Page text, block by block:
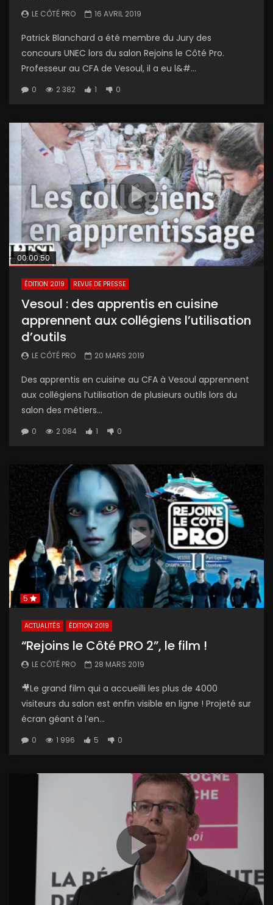
LE CÔTÉ PRO 16 AVRIL 2019
Patrick Blanchard a été membre du Jury des
concours UNEC lors du salon Rejoins le Côté Pro.
Professeur au CFA de Vesoul, il a eu l&#...
0 2 382 1 0
00:00:50
ÉDITION 2019 REVUE DE PRESSE
Vesoul : des apprentis en cuisine
apprennent aux collégiens l’utilisation
d’outils
LE CÔTÉ PRO 20 MARS 2019
Des apprentis en cuisine au CFA à Vesoul apprennent
aux collégiens l’utilisation de plusieurs outils lors du
salon des métiers...
0 2 084 1 0
5
ACTUALITÉS ÉDITION 2019
“Rejoins le Côté PRO 2”, le film !
LE CÔTÉ PRO 28 MARS 2019
🎥Le grand film qui a accueilli les plus de 4000
visiteurs du salon est enfin visible en ligne ! Projeté sur
écran géant à l’en...
0 1 996 5 0